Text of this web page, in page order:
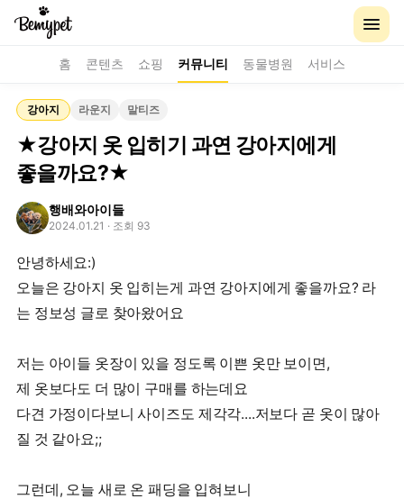
홈 콘텐츠 쇼핑 커뮤니티 동물병원 서비스
강아지 라운지 말티즈
★강아지 옷 입히기 과연 강아지에게
좋을까요?★
행배와아이들
2024.01.21 · 조회 93
안녕하세요:)
오늘은 강아지 옷 입히는게 과연 강아지에게 좋을까요? 라
는 정보성 글로 찾아왔어요
저는 아이들 옷장이 있을 정도록 이쁜 옷만 보이면,
제 옷보다도 더 많이 구매를 하는데요
다견 가정이다보니 사이즈도 제각각....저보다 곧 옷이 많아
질 것 같아요;;
그런데, 오늘 새로 온 패딩을 입혀보니